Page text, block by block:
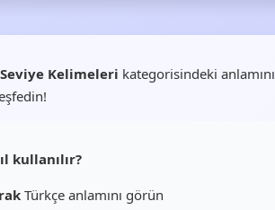
Kelimeleri kategorisindeki anlamını
kullanılır?
Türkçe anlamını görün